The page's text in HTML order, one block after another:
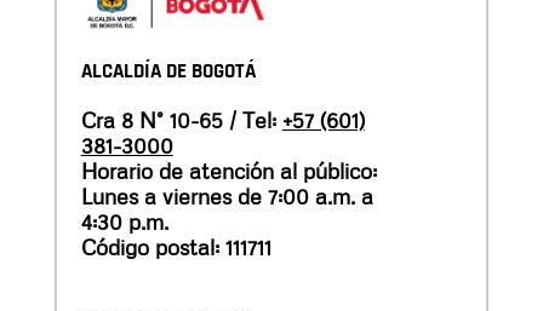
ALCALDÍA DE BOGOTÁ
Cra 8 N° 10-65 / Tel: +57 (601)
381-3000
Horario de atención al público:
Lunes a viernes de 7:00 a.m. a
4:30 p.m.
Código postal: 111711